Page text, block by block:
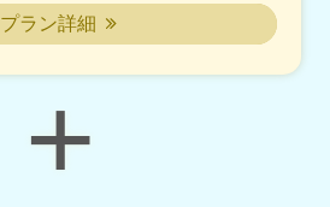
プラン詳細
+